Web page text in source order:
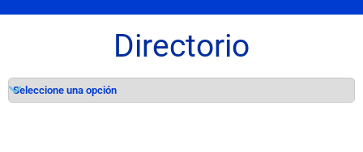
Directorio